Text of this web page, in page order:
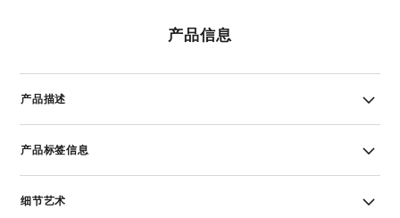
产品信息
产品描述
产品标签信息
细节艺术